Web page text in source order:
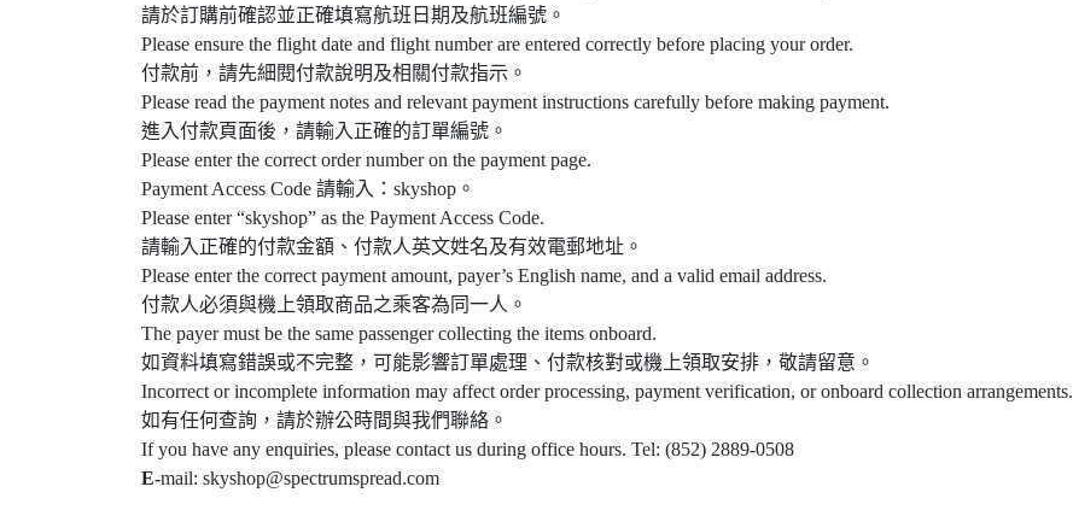
請於訂購前確認並正確填寫航班日期及航班編號。
Please ensure the flight date and flight number are entered correctly before placing your order.
付款前，請先細閱付款說明及相關付款指示。
Please read the payment notes and relevant payment instructions carefully before making payment.
進入付款頁面後，請輸入正確的訂單編號。
Please enter the correct order number on the payment page.
Payment Access Code 請輸入：skyshop。
Please enter “skyshop” as the Payment Access Code.
請輸入正確的付款金額、付款人英文姓名及有效電郵地址。
Please enter the correct payment amount, payer’s English name, and a valid email address.
付款人必須與機上領取商品之乘客為同一人。
The payer must be the same passenger collecting the items onboard.
如資料填寫錯誤或不完整，可能影響訂單處理、付款核對或機上領取安排，敬請留意。
Incorrect or incomplete information may affect order processing, payment verification, or onboard collection arrangements.
如有任何查詢，請於辦公時間與我們聯絡。
If you have any enquiries, please contact us during office hours. Tel: (852) 2889-0508
E-mail: skyshop@spectrumspread.com